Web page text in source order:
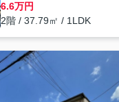
6.6万円
2階 / 37.79㎡ / 1LDK